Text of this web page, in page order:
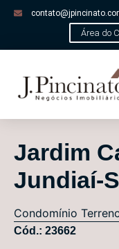
Área do
Jardim
Jundiaí-
Condomínio
Cód.: 23662